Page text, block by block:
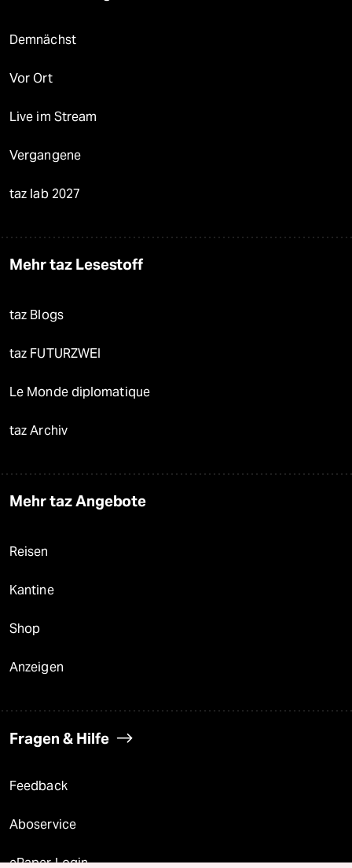
Demnächst
Vor Ort
Live im Stream
Vergangene
taz lab 2027
Mehr taz Lesestoff
taz Blogs
taz FUTURZWEI
Le Monde diplomatique
taz Archiv
Mehr taz Angebote
Reisen
Kantine
Shop
Anzeigen
Fragen & Hilfe
Feedback
Aboservice
ePaper Login